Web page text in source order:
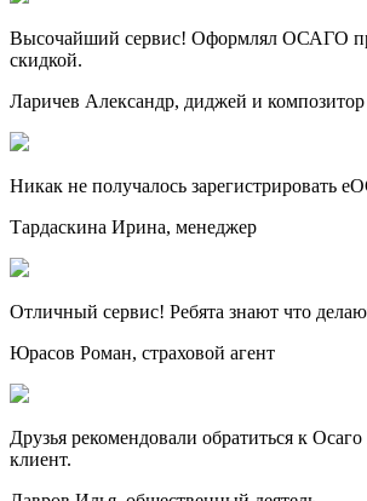
Высочайший сервис! Оформлял ОСАГО
скидкой.
Ларичев Александр, диджей и композитор
Никак не получалось зарегистрировать
Тардаскина Ирина, менеджер
Отличный сервис! Ребята знают что
Юрасов Роман, страховой агент
Друзья рекомендовали обратиться к
клиент.